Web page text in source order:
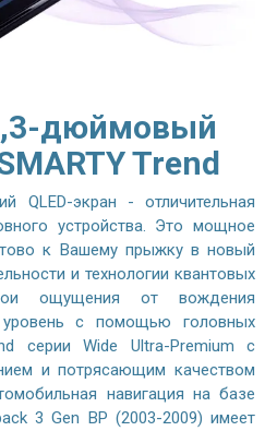
дюймовый
Trend
QLED-экран - отличительная
устройства. Это мощное
к Вашему прыжку в новый
и технологии квантовых
ощущения от вождения
с помощью головных
серии Wide Ultra-Premium с
и потрясающим качеством
навигация на базе
3 Gen BP (2003-2009) имеет